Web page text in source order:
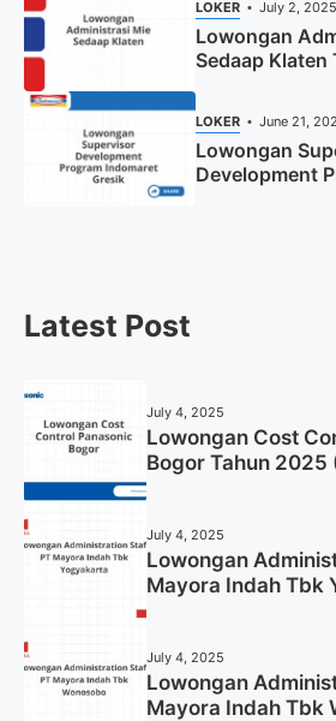
LOKER July 2, 2025
Lowongan
Sedaap Klaten
LOKER June 21,
Lowongan
Development
Latest Post
July 4, 2025
Lowongan Cost
Bogor Tahun 2025
July 4, 2025
Lowongan
Mayora Indah Tbk
July 4, 2025
Lowongan
Mayora Indah Tbk